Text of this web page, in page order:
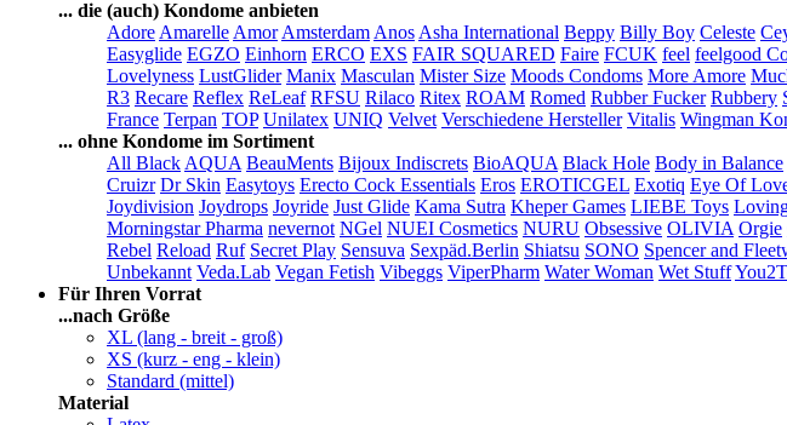
... die (auch) Kondome anbieten
Adore Amarelle Amor Amsterdam Anos Asha International Beppy Billy Boy Celeste
Easyglide EGZO Einhorn ERCO EXS FAIR SQUARED Faire FCUK feel feelgood
Lovelyness LustGlider Manix Masculan Mister Size Moods Condoms More Amore
R3 Recare Reflex ReLeaf RFSU Rilaco Ritex ROAM Romed Rubber Fucker Rubbery
France Terpan TOP Unilatex UNIQ Velvet Verschiedene Hersteller Vitalis Wingman
... ohne Kondome im Sortiment
All Black AQUA BeauMents Bijoux Indiscrets BioAQUA Black Hole Body in Balance
Cruizr Dr Skin Easytoys Erecto Cock Essentials Eros EROTICGEL Exotiq Eye Of
Joydivision Joydrops Joyride Just Glide Kama Sutra Kheper Games LIEBE Toys
Morningstar Pharma nevernot NGel NUEI Cosmetics NURU Obsessive OLIVIA Orgie
Rebel Reload Ruf Secret Play Sensuva Sexpäd.Berlin Shiatsu SONO Spencer and
Unbekannt Veda.Lab Vegan Fetish Vibeggs ViperPharm Water Woman Wet Stuff
Für Ihren Vorrat
...nach Größe
XL (lang - breit - groß)
XS (kurz - eng - klein)
Standard (mittel)
Material